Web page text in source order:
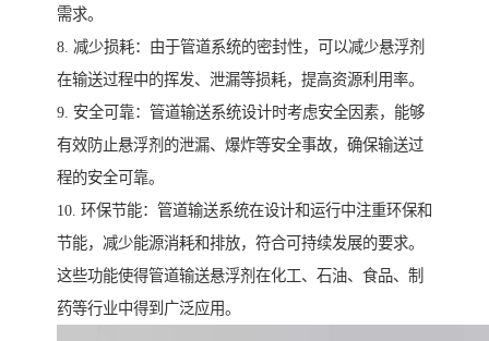
需求。
8. 减少损耗：由于管道系统的密封性，可以减少悬浮剂
在输送过程中的挥发、泄漏等损耗，提高资源利用率。
9. 安全可靠：管道输送系统设计时考虑安全因素，能够
有效防止悬浮剂的泄漏、爆炸等安全事故，确保输送过
程的安全可靠。
10. 环保节能：管道输送系统在设计和运行中注重环保和
节能，减少能源消耗和排放，符合可持续发展的要求。
这些功能使得管道输送悬浮剂在化工、石油、食品、制
药等行业中得到广泛应用。